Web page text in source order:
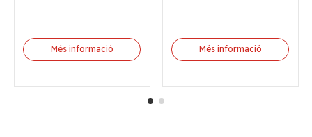
Més informació Més informació